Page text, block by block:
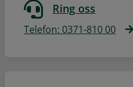
Ring oss
Telefon: 0371-810 00